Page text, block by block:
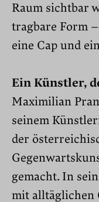
Raum sichtbar
tragbare Form
eine Cap und
Ein Künstler,
Maximilian
seinem
der
gemacht. In
mit alltäglichen